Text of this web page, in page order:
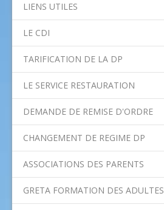
LIENS UTILES
Conseil Départemental du Val-de-Marne
Aides financières de l'Etat
Ministère de l'Education Nationale
LE CDI
TARIFICATION DE LA DP
LE SERVICE RESTAURATION
DEMANDE DE REMISE D'ORDRE
CHANGEMENT DE REGIME DP
ASSOCIATIONS DES PARENTS
GRETA FORMATION DES ADULTES